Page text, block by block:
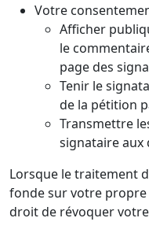
Votre
Afficher
le
page des
Tenir le
de la pétition
Transmettre
signataire aux
Lorsque le traitement
fonde sur votre propre
droit de révoquer